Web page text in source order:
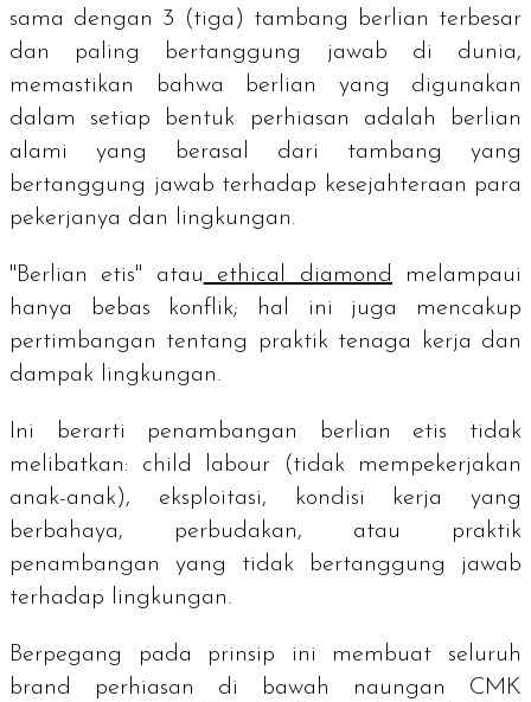
sama dengan 3 (tiga) tambang berlian terbesar
dan paling bertanggung jawab di dunia,
memastikan bahwa berlian yang digunakan
dalam setiap bentuk perhiasan adalah berlian
alami yang berasal dari tambang yang
bertanggung jawab terhadap kesejahteraan para
pekerjanya dan lingkungan.
"Berlian etis" atau ethical diamond melampaui
hanya bebas konflik; hal ini juga mencakup
pertimbangan tentang praktik tenaga kerja dan
dampak lingkungan.
Ini berarti penambangan berlian etis tidak
melibatkan: child labour (tidak mempekerjakan
anak-anak), eksploitasi, kondisi kerja yang
berbahaya, perbudakan, atau praktik
penambangan yang tidak bertanggung jawab
terhadap lingkungan.
Berpegang pada prinsip ini membuat seluruh
brand perhiasan di bawah naungan CMK